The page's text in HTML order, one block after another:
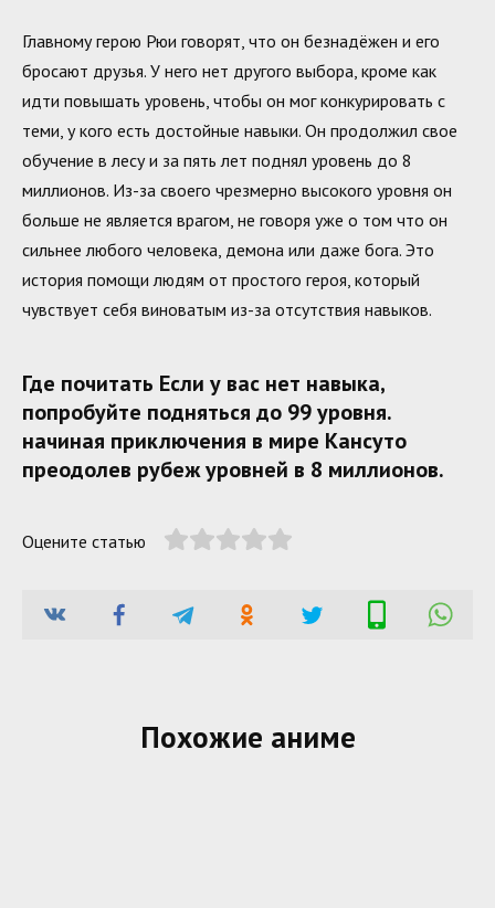
Главному герою Рюи говорят, что он безнадёжен и его
бросают друзья. У него нет другого выбора, кроме как
идти повышать уровень, чтобы он мог конкурировать с
теми, у кого есть достойные навыки. Он продолжил свое
обучение в лесу и за пять лет поднял уровень до 8
миллионов. Из-за своего чрезмерно высокого уровня он
больше не является врагом, не говоря уже о том что он
сильнее любого человека, демона или даже бога. Это
история помощи людям от простого героя, который
чувствует себя виноватым из-за отсутствия навыков.
Где почитать Если у вас нет навыка,
попробуйте подняться до 99 уровня.
начиная приключения в мире Кансуто
преодолев рубеж уровней в 8 миллионов.
Оцените статью
Похожие аниме